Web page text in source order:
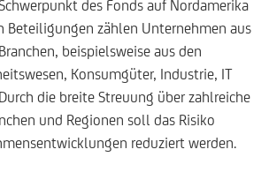
des Fonds auf Nordamerika
Beteiligungen zählen Unternehmen aus
beispielsweise aus den
Konsumgüter, Industrie, IT
die breite Streuung über zahlreiche
und Regionen soll das Risiko
reduziert werden.